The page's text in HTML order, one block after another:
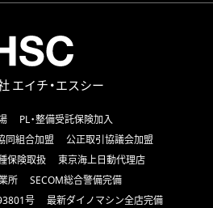
エイチ・エスシー
PL・整備受託保険加入
同組合加盟
公正取引協議会加盟
保険取扱
東京海上日動代理店
所
SECOM総合警備完備
号
最新ダイノマシン全店完備